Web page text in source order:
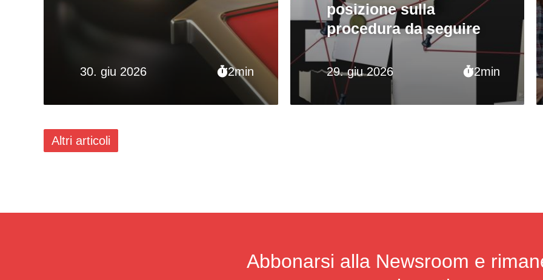
30. giu 2026 2min 29. giu 2026 2min
posizione sulla
procedura da seguire
Altri articoli
Abbonarsi alla Newsroom e